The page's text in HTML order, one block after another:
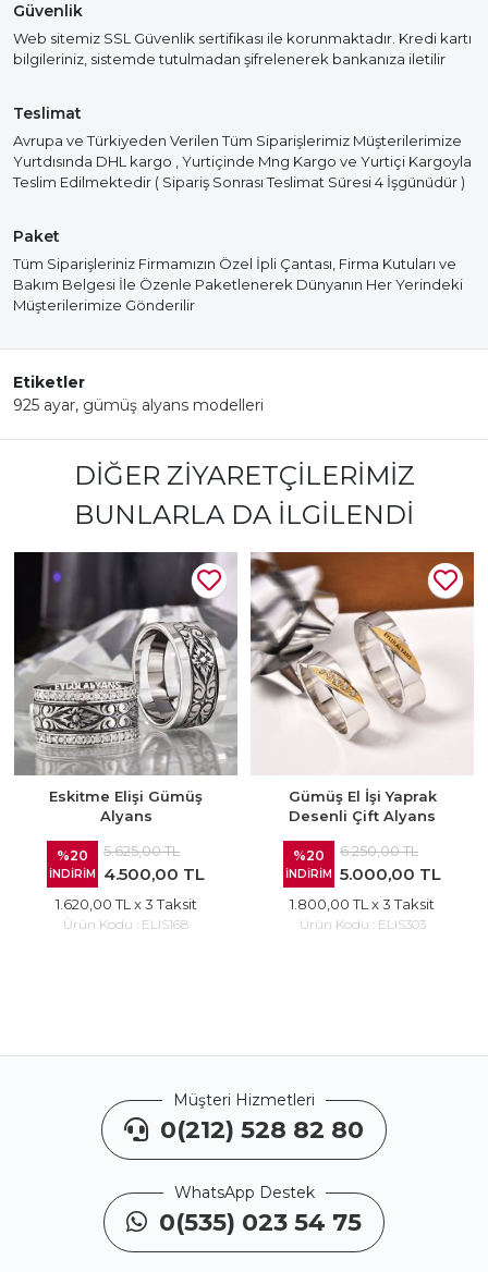
Güvenlik
Web sitemiz SSL Güvenlik sertifikası ile korunmaktadır. Kredi kartı
bilgileriniz, sistemde tutulmadan şifrelenerek bankanıza iletilir
Teslimat
Avrupa ve Türkiyeden Verilen Tüm Siparişlerimiz Müşterilerimize
Yurtdısında DHL kargo , Yurtiçinde Mng Kargo ve Yurtiçi Kargoyla
Teslim Edilmektedir ( Sipariş Sonrası Teslimat Süresi 4 İşgünüdür )
Paket
Tüm Siparişleriniz Firmamızın Özel İpli Çantası, Firma Kutuları ve
Bakım Belgesi İle Özenle Paketlenerek Dünyanın Her Yerindeki
Müşterilerimize Gönderilir
Etiketler
925 ayar, gümüş alyans modelleri
DIĞER ZIYARETÇILERIMIZ
BUNLARLA DA İLGILENDI
Eskitme Elişi Gümüş
Alyans
%20
İNDİRİM
5.625,00 TL
4.500,00 TL
1.620,00 TL x 3 Taksit
Ürün Kodu : ELIS168
Gümüş El İşi Yaprak
Desenli Çift Alyans
%20
İNDİRİM
6.250,00 TL
5.000,00 TL
1.800,00 TL x 3 Taksit
Ürün Kodu : ELIS303
Müşteri Hizmetleri
0(212) 528 82 80
WhatsApp Destek
0(535) 023 54 75